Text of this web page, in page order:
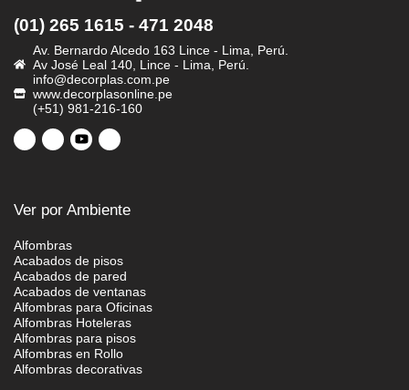
(01) 265 1615 - 471 2048
Av. Bernardo Alcedo 163 Lince - Lima, Perú.
Av José Leal 140, Lince - Lima, Perú.
info@decorplas.com.pe
www.decorplasonline.pe
(+51) 981-216-160
Ver por Ambiente
Alfombras
Acabados de pisos
Acabados de pared
Acabados de ventanas
Alfombras para Oficinas
Alfombras Hoteleras
Alfombras para pisos
Alfombras en Rollo
Alfombras decorativas